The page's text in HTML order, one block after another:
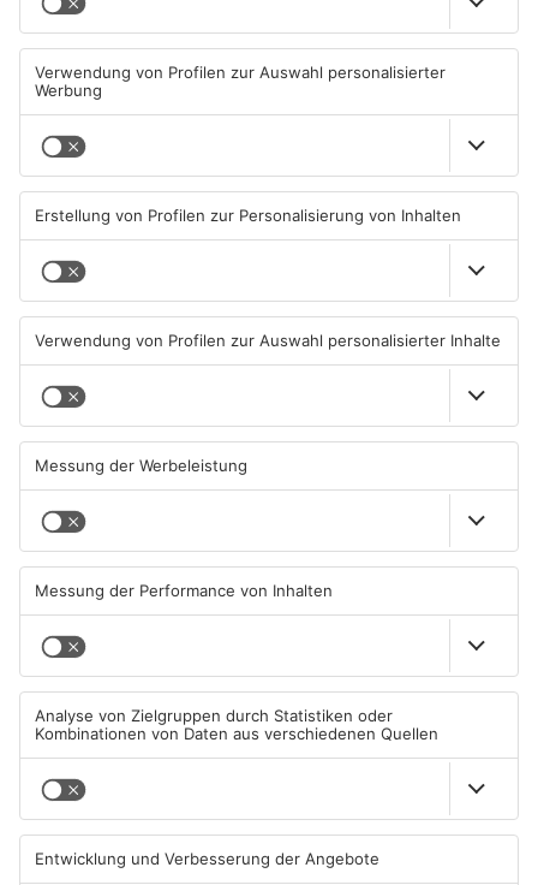
Feuerwerk löst wohl Brand in
Aschaffenburg-Schweinheim
aus
04.08.2026, 13:21 UHR IN
ASCHAFFENBURG
Aschaffenburg: Prozess um
schweren E-Scooter-Raub
beginnt
04.08.2026, 06:36 UHR IN
AB: Sperrmüllpresse brennt
01.08.2026, 14:33 UHR IN
AB: Aktion "Bewegung im
01.08.2026, 08:28 UHR IN